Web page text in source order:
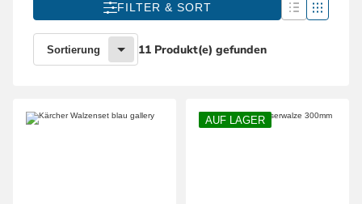
FILTER & SORT
Sortierung 11 Produkt(e) gefunden
AUF LAGER